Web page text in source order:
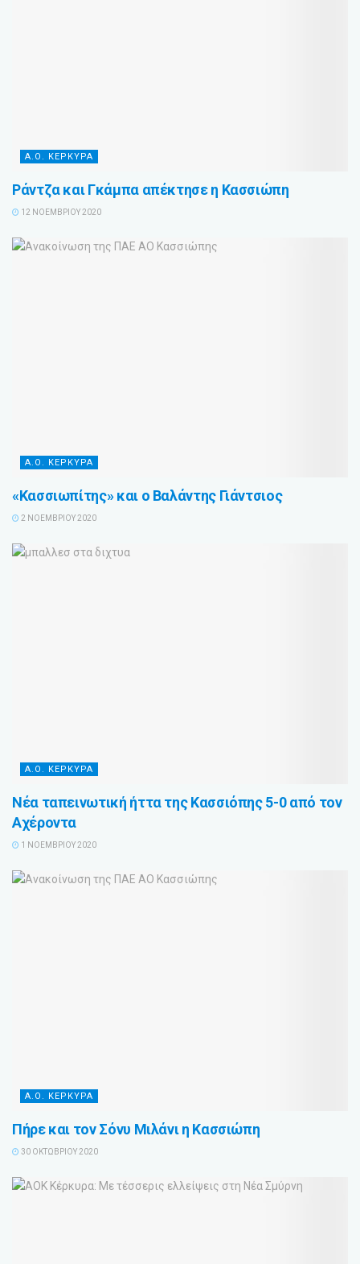
Α.Ο. ΚΕΡΚΥΡΑ
Ράντζα και Γκάμπα απέκτησε η Κασσιώπη
12 ΝΟΕΜΒΡΊΟΥ 2020
Α.Ο. ΚΕΡΚΥΡΑ
«Κασσιωπίτης» και ο Βαλάντης Γιάντσιος
2 ΝΟΕΜΒΡΊΟΥ 2020
Α.Ο. ΚΕΡΚΥΡΑ
Νέα ταπεινωτική ήττα της Κασσιόπης 5-0 από τον
Αχέροντα
1 ΝΟΕΜΒΡΊΟΥ 2020
Α.Ο. ΚΕΡΚΥΡΑ
Πήρε και τον Σόνυ Μιλάνι η Κασσιώπη
30 ΟΚΤΩΒΡΊΟΥ 2020